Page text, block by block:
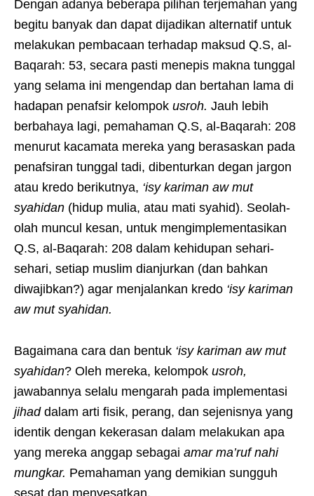
Dengan adanya beberapa pilihan terjemahan yang
begitu banyak dan dapat dijadikan alternatif untuk
melakukan pembacaan terhadap maksud Q.S, al-
Baqarah: 53, secara pasti menepis makna tunggal
yang selama ini mengendap dan bertahan lama di
hadapan penafsir kelompok usroh. Jauh lebih
berbahaya lagi, pemahaman Q.S, al-Baqarah: 208
menurut kacamata mereka yang berasaskan pada
penafsiran tunggal tadi, dibenturkan degan jargon
atau kredo berikutnya, ‘isy kariman aw mut
syahidan (hidup mulia, atau mati syahid). Seolah-
olah muncul kesan, untuk mengimplementasikan
Q.S, al-Baqarah: 208 dalam kehidupan sehari-
sehari, setiap muslim dianjurkan (dan bahkan
diwajibkan?) agar menjalankan kredo ‘isy kariman
aw mut syahidan.
Bagaimana cara dan bentuk ‘isy kariman aw mut
syahidan? Oleh mereka, kelompok usroh,
jawabannya selalu mengarah pada implementasi
jihaddalam arti fisik, perang, dan sejenisnya yang
identik dengan kekerasan dalam melakukan apa
yang mereka anggap sebagai amar ma’ruf nahi
mungkar. Pemahaman yang demikian sungguh
sesat dan menyesatkan.